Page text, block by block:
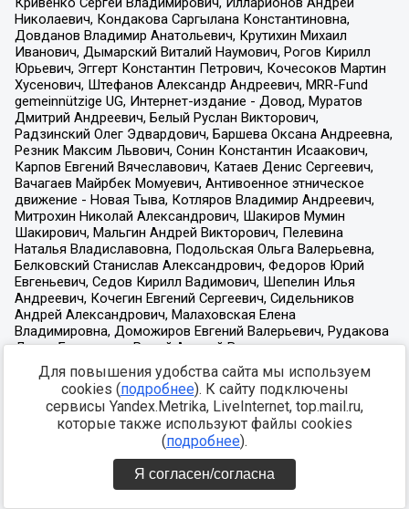
Для повышения удобства сайта мы используем
cookies (подробнее). К сайту подключены
сервисы Yandex.Metrika, LiveInternet, top.mail.ru,
которые также используют файлы cookies
(подробнее).
Я согласен/согласна